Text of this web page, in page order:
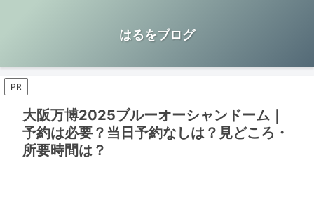
はるをブログ
PR
大阪万博2025ブルーオーシャンドーム｜
予約は必要？当日予約なしは？見どころ・
所要時間は？